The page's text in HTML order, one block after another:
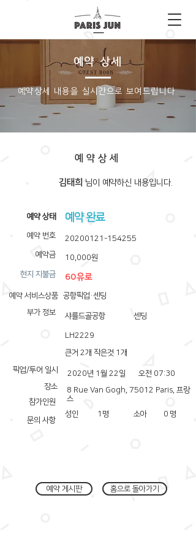
예약 상세
​예약상세 내용을 실시간으로 보여드립니다.
예약상세
김태희 ​님이 예약하신 내용입니다.
​예약 상태
예약 번호
예약금
​현지 지불금
부가 정보
픽업/투어 일시
장소
참가인원
문의 사항
예약 서비스상품
예약 완료
20200121-154255
10,000원
60유로
공항픽업·센딩
샤를드골공항 센딩
LH2229
큰거 2개 작은것 1개
2020년 1월 22일
오전 07:30
8 Rue Van Gogh, 75012 Paris, 프랑
스
성인
1 명 소아 0 명
예약 게시판 홈으로 돌아가기